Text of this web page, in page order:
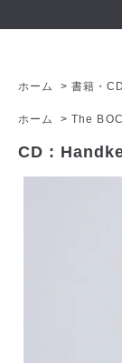
ホーム >書籍・
ホーム >The
CD :